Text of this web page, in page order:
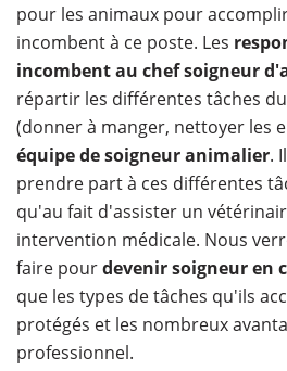
pour les animaux pour
incombent à ce poste. Les
incombent au chef soigneur
répartir les différentes tâches
(donner à manger, nettoyer les
équipe de soigneur animalier.
prendre part à ces différentes
qu'au fait d'assister un
intervention médicale. Nous
faire pourdevenir soigneur en
que les types de tâches qu'ils
protégés et les nombreux
professionnel.